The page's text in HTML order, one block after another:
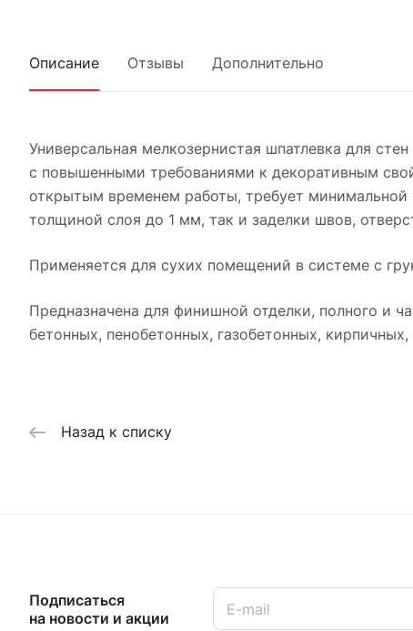
Описание Отзывы Дополнительно
Универсальная мелкозернистая шпатлевка для
с повышенными требованиями к декоративным
открытым временем работы, требует
толщиной слоя до 1 мм, так и заделки швов,
Применяется для сухих помещений в системе с
Предназначена для финишной отделки, полного и
бетонных, пенобетонных, газобетонных,
Назад к списку
Подписаться
на новости и акции